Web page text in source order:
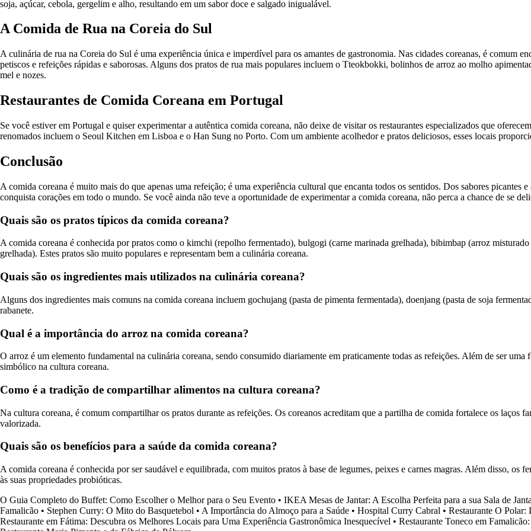
soja, açúcar, cebola, gergelim e alho, resultando em um sabor doce e salgado inigualável.
A Comida de Rua na Coreia do Sul
A culinária de rua na Coreia do Sul é uma experiência única e imperdível para os amantes de gastronomia. Nas cidades coreanas, é comum
petiscos e refeições rápidas e saborosas. Alguns dos pratos de rua mais populares incluem o Tteokbokki, bolinhos de arroz ao molho
mel e nozes.
Restaurantes de Comida Coreana em Portugal
Se você estiver em Portugal e quiser experimentar a autêntica comida coreana, não deixe de visitar os restaurantes especializados que
renomados incluem o Seoul Kitchen em Lisboa e o Han Sung no Porto. Com um ambiente acolhedor e pratos deliciosos, esses locais
Conclusão
A comida coreana é muito mais do que apenas uma refeição; é uma experiência cultural que encanta todos os sentidos. Dos sabores picantes
conquista corações em todo o mundo. Se você ainda não teve a oportunidade de experimentar a comida coreana, não perca a chance de se
Quais são os pratos típicos da comida coreana?
A comida coreana é conhecida por pratos como o kimchi (repolho fermentado), bulgogi (carne marinada grelhada), bibimbap (arroz
grelhada). Estes pratos são muito populares e representam bem a culinária coreana.
Quais são os ingredientes mais utilizados na culinária coreana?
Alguns dos ingredientes mais comuns na comida coreana incluem gochujang (pasta de pimenta fermentada), doenjang (pasta de soja
rabanete.
Qual é a importância do arroz na comida coreana?
O arroz é um elemento fundamental na culinária coreana, sendo consumido diariamente em praticamente todas as refeições. Além de ser
simbólico na cultura coreana.
Como é a tradição de compartilhar alimentos na cultura coreana?
Na cultura coreana, é comum compartilhar os pratos durante as refeições. Os coreanos acreditam que a partilha de comida fortalece os laços
valorizada.
Quais são os benefícios para a saúde da comida coreana?
A comida coreana é conhecida por ser saudável e equilibrada, com muitos pratos à base de legumes, peixes e carnes magras. Além disso, os
às suas propriedades probióticas.
O Guia Completo do Buffet: Como Escolher o Melhor para o Seu Evento • IKEA Mesas de Jantar: A Escolha Perfeita para a sua Sala de
Famalicão • Stephen Curry: O Mito do Basquetebol • A Importância do Almoço para a Saúde • Hospital Curry Cabral • Restaurante O
Restaurante em Fátima: Descubra os Melhores Locais para Uma Experiência Gastronômica Inesquecível • Restaurante Toneco em